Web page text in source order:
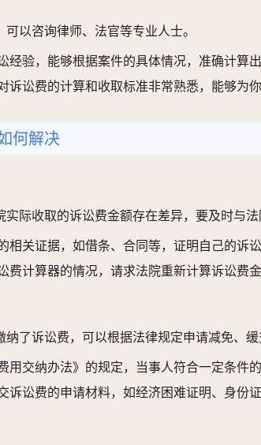
以咨询律师、法官等专业人士。
经验，能够根据案件的具体情况，准确计算出
诉讼费的计算和收取标准非常熟悉，能够为你
何解决
际收取的诉讼费金额存在差异，要及时与法
相关证据，如借条、合同等，证明自己的诉讼
费计算器的情况，请求法院重新计算诉讼费金
了诉讼费，可以根据法律规定申请减免、缓
用交纳办法》的规定，当事人符合一定条件
诉讼费的申请材料，如经济困难证明、身份证